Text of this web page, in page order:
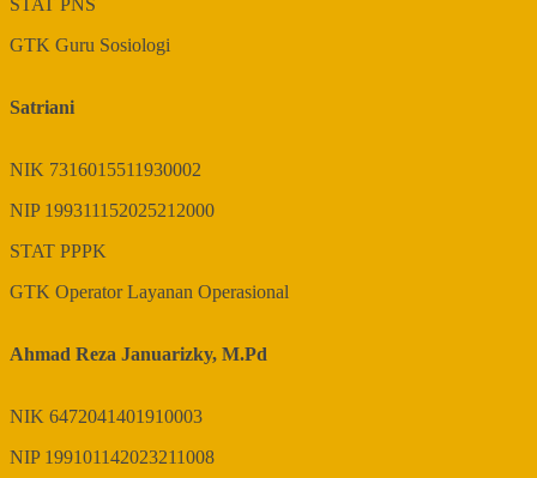
GTK Guru Sosiologi
Satriani
NIK 7316015511930002
NIP 199311152025212000
STAT PPPK
GTK Operator Layanan Operasional
Ahmad Reza Januarizky, M.Pd
NIK 6472041401910003
NIP 199101142023211008